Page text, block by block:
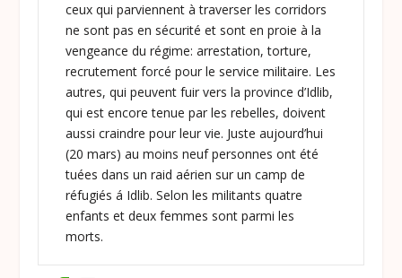
ceux qui parviennent à traverser les corridors
ne sont pas en sécurité et sont en proie à la
vengeance du régime: arrestation, torture,
recrutement forcé pour le service militaire. Les
autres, qui peuvent fuir vers la province d’Idlib,
qui est encore tenue par les rebelles, doivent
aussi craindre pour leur vie. Juste aujourd’hui
(20 mars) au moins neuf personnes ont été
tuées dans un raid aérien sur un camp de
réfugiés á Idlib. Selon les militants quatre
enfants et deux femmes sont parmi les
morts.